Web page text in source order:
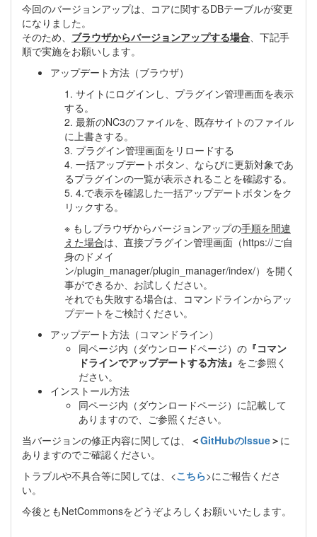
今回のバージョンアップは、コアに関するDBテーブルが変更
になりました。
そのため、 ブラウザからバージョンアップする場合 、下記手
順で実施をお願いします。
アップデート方法（ブラウザ）
1. サイトにログインし、プラグイン管理画面を表示
する。
2. 最新のNC3のファイルを、既存サイトのファイル
に上書きする。
3. プラグイン管理画面をリロードする
4. 一括アップデートボタン、ならびに更新対象であ
るプラグインの一覧が表示されることを確認する。
5. 4.で表示を確認した一括アップデートボタンをク
リックする。
※ もしブラウザからバージョンアップの手順を間違
えた場合は、直接プラグイン管理画面（https://ご自
身のドメイ
ン/plugin_manager/plugin_manager/index/）を開く
事ができるか、お試しください。
それでも失敗する場合は、コマンドラインからアッ
プデートをご検討ください。
アップデート方法（コマンドライン）
同ページ内（ダウンロードページ）の 『コマン
ドラインでアップデートする方法』 をご参照く
ださい。
インストール方法
同ページ内（ダウンロードページ）に記載して
ありますので、ご参照ください。
当バージョンの修正内容に関しては、
＜GitHubのIssue＞ に
ありますのでご確認ください。
トラブルや不具合等に関しては、<こちら>にご報告くださ
い。
今後ともNetCommonsをどうぞよろしくお願いいたします。